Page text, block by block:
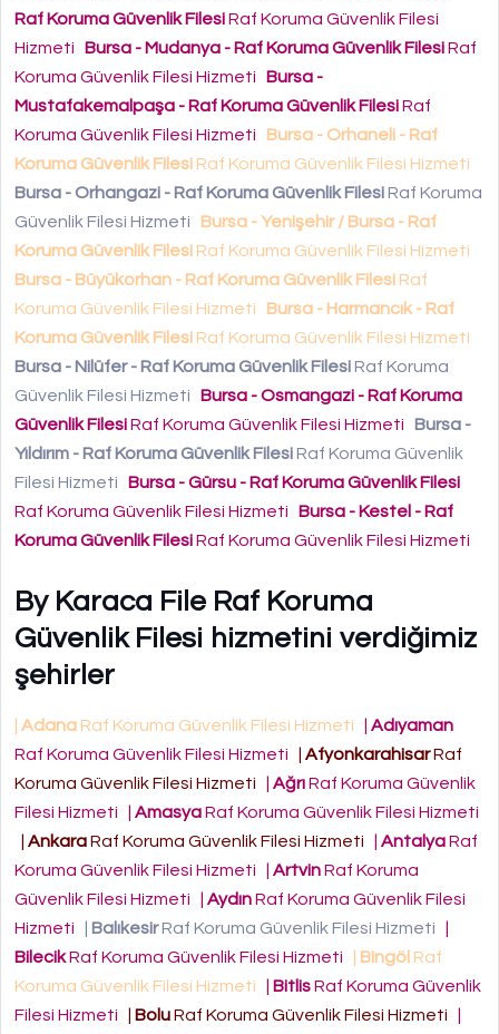
Raf Koruma Güvenlik FilesiRaf Koruma Güvenlik Filesi
Hizmeti
Bursa - Mudanya - Raf Koruma Güvenlik FilesiRaf
Koruma Güvenlik Filesi Hizmeti
Bursa -
Mustafakemalpaşa - Raf Koruma Güvenlik FilesiRaf
Koruma Güvenlik Filesi Hizmeti
Bursa - Orhaneli - Raf
Koruma Güvenlik Filesi Raf Koruma Güvenlik Filesi Hizmeti
Bursa - Orhangazi - Raf Koruma Güvenlik FilesiRaf Koruma
Güvenlik Filesi Hizmeti
Bursa - Yenişehir / Bursa - Raf
Koruma Güvenlik Filesi Raf Koruma Güvenlik Filesi Hizmeti
Bursa - Büyükorhan - Raf Koruma Güvenlik Filesi Raf
Koruma Güvenlik Filesi Hizmeti
Bursa - Harmancık - Raf
Koruma Güvenlik Filesi Raf Koruma Güvenlik Filesi Hizmeti
Bursa - Nilüfer - Raf Koruma Güvenlik FilesiRaf Koruma
Güvenlik Filesi Hizmeti
Bursa - Osmangazi - Raf Koruma
Güvenlik FilesiRaf Koruma Güvenlik Filesi Hizmeti
Bursa -
Yıldırım - Raf Koruma Güvenlik FilesiRaf Koruma Güvenlik
Filesi Hizmeti
Bursa - Gürsu - Raf Koruma Güvenlik Filesi
Raf Koruma Güvenlik Filesi Hizmeti
Bursa - Kestel - Raf
Koruma Güvenlik FilesiRaf Koruma Güvenlik Filesi Hizmeti
By Karaca File Raf Koruma
Güvenlik Filesi hizmetini verdiğimiz
şehirler
Adana Raf Koruma Güvenlik Filesi Hizmeti
Adıyaman
Raf Koruma Güvenlik Filesi Hizmeti
AfyonkarahisarRaf
Koruma Güvenlik Filesi Hizmeti
AğrıRaf Koruma Güvenlik
Filesi Hizmeti
AmasyaRaf Koruma Güvenlik Filesi Hizmeti
AnkaraRaf Koruma Güvenlik Filesi Hizmeti AntalyaRaf
Koruma Güvenlik Filesi Hizmeti
ArtvinRaf Koruma
Güvenlik Filesi Hizmeti
AydınRaf Koruma Güvenlik Filesi
Hizmeti
BalıkesirRaf Koruma Güvenlik Filesi Hizmeti
BilecikRaf Koruma Güvenlik Filesi Hizmeti Bingöl Raf
Koruma Güvenlik Filesi Hizmeti
BitlisRaf Koruma Güvenlik
Filesi Hizmeti
BoluRaf Koruma Güvenlik Filesi Hizmeti